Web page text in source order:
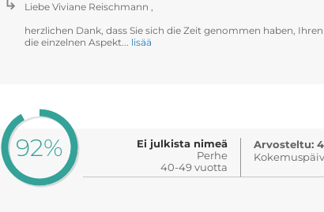
Liebe Viviane Reischmann ,
herzlichen Dank, dass Sie sich die Zeit genommen haben,
die einzelnen Aspekt... lisää
92%
Ei julkista nimeä
Perhe
40-49 vuotta
Arvosteltu: